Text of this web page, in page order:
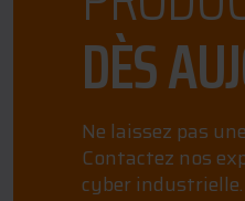
DÈS
Ne laissez pas
Contactez nos
cyber industrielle.